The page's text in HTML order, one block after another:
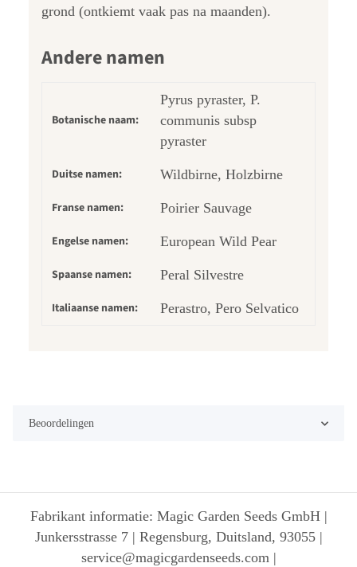
grond (ontkiemt vaak pas na maanden).
Andere namen
Botanische naam:
Pyrus pyraster, P.
communis subsp
pyraster
Duitse namen: Wildbirne, Holzbirne
Franse namen: Poirier Sauvage
Engelse namen: European Wild Pear
Spaanse namen: Peral Silvestre
Italiaanse namen: Perastro, Pero Selvatico
Beoordelingen
Fabrikant informatie: Magic Garden Seeds GmbH |
Junkersstrasse 7 | Regensburg, Duitsland, 93055 |
service@magicgardenseeds.com |